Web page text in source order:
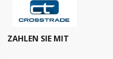
ZAHLEN SIE MIT